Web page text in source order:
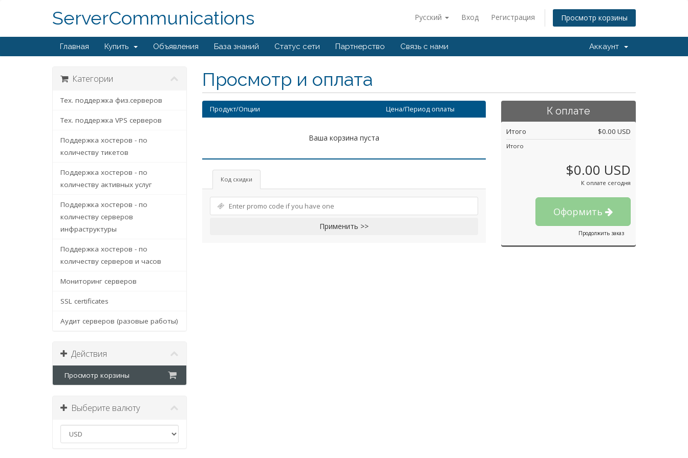
Русский Вход Регистрация Просмотр корзины
ServerCommunications
Главная Купить Объявления База знаний Статус сети Партнерство Связь с нами Аккаунт
Просмотр и оплата
Категории
Тех. поддержка физ.серверов
Тех. поддержка VPS серверов
Поддержка хостеров - по
количеству тикетов
Поддержка хостеров - по
количеству активных услуг
Поддержка хостеров - по
количеству серверов
инфраструктуры
Поддержка хостеров - по
количеству серверов и часов
Мониторинг серверов
SSL certificates
Аудит серверов (разовые работы)
Действия
Просмотр корзины
Выберите валюту
Продукт/Опции Цена/Период оплаты
Ваша корзина пуста
Код скидки
Применить >>
К оплате
Итого $0.00 USD
Итого
$0.00 USD
К оплате сегодня
Оформить
Продолжить заказ